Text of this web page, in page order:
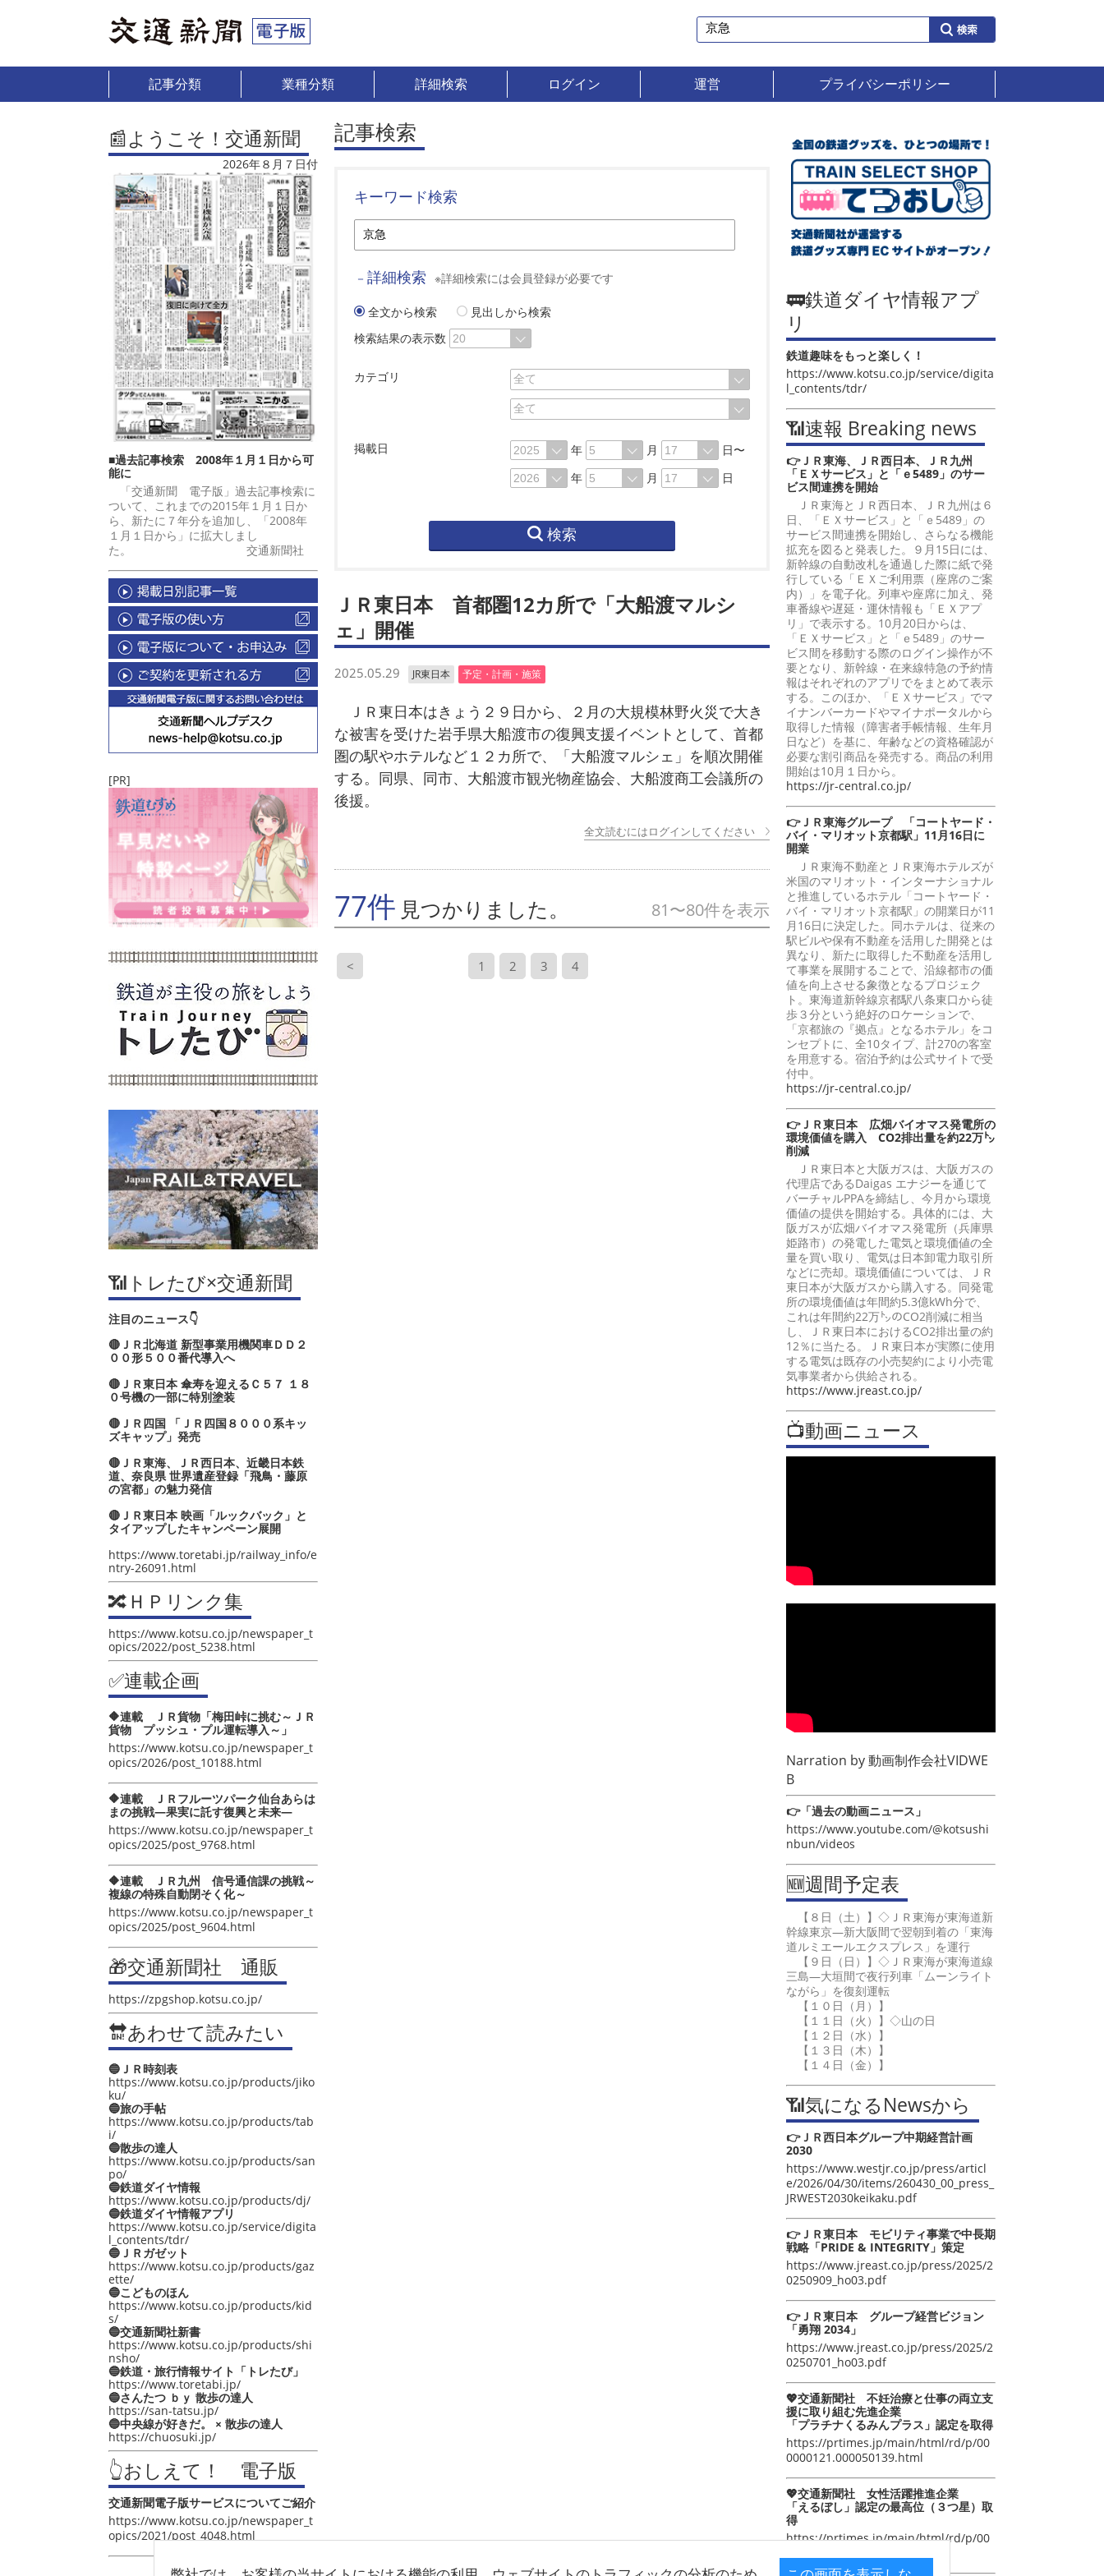
記事分類 業種分類 詳細検索 ログイン 運営 プライバシーポリシー
📰ようこそ！交通新聞
2026年８月７日付
■過去記事検索 2008年１月１日から可
能に
「交通新聞 電子版」過去記事検索に
ついて、これまでの2015年１月１日か
ら、新たに７年分を追加し、「2008年
１月１日から」に拡大しまし
た。 交通新聞社
[PR]
📶トレたび×交通新聞
注目のニュース👇
🔴ＪＲ北海道 新型事業用機関車ＤＤ２
００形５００番代導入へ
🔴ＪＲ東日本 傘寿を迎えるＣ５７ １８
０号機の一部に特別塗装
🔴ＪＲ四国 「ＪＲ四国８０００系キッ
ズキャップ」発売
🔴ＪＲ東海、ＪＲ西日本、近畿日本鉄
道、奈良県 世界遺産登録「飛鳥・藤原
の宮都」の魅力発信
🔴ＪＲ東日本 映画「ルックバック」と
タイアップしたキャンペーン展開
https://www.toretabi.jp/railway_info/e
ntry-26091.html
🔀ＨＰリンク集
https://www.kotsu.co.jp/newspaper_t
opics/2022/post_5238.html
✅連載企画
🔶連載 ＪＲ貨物「梅田峠に挑む～ＪＲ
貨物 プッシュ・プル運転導入～」
https://www.kotsu.co.jp/newspaper_t
opics/2026/post_10188.html
🔶連載 ＪＲフルーツパーク仙台あらは
まの挑戦―果実に託す復興と未来―
https://www.kotsu.co.jp/newspaper_t
opics/2025/post_9768.html
🔶連載 ＪＲ九州 信号通信課の挑戦～
複線の特殊自動閉そく化～
https://www.kotsu.co.jp/newspaper_t
opics/2025/post_9604.html
🎁交通新聞社 通販
https://zpgshop.kotsu.co.jp/
🔛あわせて読みたい
🔵ＪＲ時刻表
https://www.kotsu.co.jp/products/jiko
ku/
🔵旅の手帖
https://www.kotsu.co.jp/products/tab
i/
🔵散歩の達人
https://www.kotsu.co.jp/products/san
po/
🔵鉄道ダイヤ情報
https://www.kotsu.co.jp/products/dj/
🔵鉄道ダイヤ情報アプリ
https://www.kotsu.co.jp/service/digita
l_contents/tdr/
🔵ＪＲガゼット
https://www.kotsu.co.jp/products/gaz
ette/
🔵こどものほん
https://www.kotsu.co.jp/products/kid
s/
🔵交通新聞社新書
https://www.kotsu.co.jp/products/shi
nsho/
🔵鉄道・旅行情報サイト「トレたび」
https://www.toretabi.jp/
🔵さんたつ ｂｙ 散歩の達人
https://san-tatsu.jp/
🔵中央線が好きだ。 × 散歩の達人
https://chuosuki.jp/
👆おしえて！ 電子版
交通新聞電子版サービスについてご紹介
https://www.kotsu.co.jp/newspaper_t
opics/2021/post_4048.html
記事検索
キーワード検索
－ 詳細検索 ※詳細検索には会員登録が必要です
全文から検索
見出しから検索
検索結果の表示数
カテゴリ
掲載日 年 月
日〜
年
月 日
検索
ＪＲ東日本 首都圏12カ所で「大船渡マルシ
ェ」開催
2025.05.29 JR東日本 予定・計画・施策
ＪＲ東日本はきょう２９日から、２月の大規模林野火災で大き
な被害を受けた岩手県大船渡市の復興支援イベントとして、首都
圏の駅やホテルなど１２カ所で、「大船渡マルシェ」を順次開催
する。同県、同市、大船渡市観光物産協会、大船渡商工会議所の
後援。
全文読むにはログインしてください
77件 見つかりました。 81〜80件を表示
< 1 2 3 4
🚃鉄道ダイヤ情報アプ
リ
鉄道趣味をもっと楽しく！
https://www.kotsu.co.jp/service/digita
l_contents/tdr/
📶速報 Breaking news
👉ＪＲ東海、ＪＲ西日本、ＪＲ九州
「ＥＸサービス」と「ｅ5489」のサー
ビス間連携を開始
ＪＲ東海とＪＲ西日本、ＪＲ九州は６
日、「ＥＸサービス」と「ｅ5489」の
サービス間連携を開始し、さらなる機能
拡充を図ると発表した。９月15日には、
新幹線の自動改札を通過した際に紙で発
行している「ＥＸご利用票（座席のご案
内）」を電子化。列車や座席に加え、発
車番線や遅延・運休情報も「ＥＸアプ
リ」で表示する。10月20日からは、
「ＥＸサービス」と「ｅ5489」のサー
ビス間を移動する際のログイン操作が不
要となり、新幹線・在来線特急の予約情
報はそれぞれのアプリでをまとめて表示
する。このほか、「ＥＸサービス」でマ
イナンバーカードやマイナポータルから
取得した情報（障害者手帳情報、生年月
日など）を基に、年齢などの資格確認が
必要な割引商品を発売する。商品の利用
開始は10月１日から。
https://jr-central.co.jp/
👉ＪＲ東海グループ 「コートヤード・
バイ・マリオット京都駅」11月16日に
開業
ＪＲ東海不動産とＪＲ東海ホテルズが
米国のマリオット・インターナショナル
と推進しているホテル「コートヤード・
バイ・マリオット京都駅」の開業日が11
月16日に決定した。同ホテルは、従来の
駅ビルや保有不動産を活用した開発とは
異なり、新たに取得した不動産を活用し
て事業を展開することで、沿線都市の価
値を向上させる象徴となるプロジェク
ト。東海道新幹線京都駅八条東口から徒
歩３分という絶好のロケーションで、
「京都旅の『拠点』となるホテル」をコ
ンセプトに、全10タイプ、計270の客室
を用意する。宿泊予約は公式サイトで受
付中。
https://jr-central.co.jp/
👉ＪＲ東日本 広畑バイオマス発電所の
環境価値を購入 CO2排出量を約22万㌧
削減
ＪＲ東日本と大阪ガスは、大阪ガスの
代理店であるDaigas エナジーを通じて
バーチャルPPAを締結し、今月から環境
価値の提供を開始する。具体的には、大
阪ガスが広畑バイオマス発電所（兵庫県
姫路市）の発電した電気と環境価値の全
量を買い取り、電気は日本卸電力取引所
などに売却。環境価値については、ＪＲ
東日本が大阪ガスから購入する。同発電
所の環境価値は年間約5.3億kWh分で、
これは年間約22万㌧のCO2削減に相当
し、ＪＲ東日本におけるCO2排出量の約
12％に当たる。ＪＲ東日本が実際に使用
する電気は既存の小売契約により小売電
気事業者から供給される。
https://www.jreast.co.jp/
📺動画ニュース
Narration by動画制作会社VIDWE
B
👉「過去の動画ニュース」
https://www.youtube.com/@kotsushi
nbun/videos
🆕週間予定表
【８日（土）】◇ＪＲ東海が東海道新
幹線東京―新大阪間で翌朝到着の「東海
道ルミエールエクスプレス」を運行
【９日（日）】◇ＪＲ東海が東海道線
三島―大垣間で夜行列車「ムーンライト
ながら」を復刻運転
【１０日（月）】
【１１日（火）】◇山の日
【１２日（水）】
【１３日（木）】
【１４日（金）】
📶気になるNewsから
👉ＪＲ西日本グループ中期経営計画
2030
https://www.westjr.co.jp/press/articl
e/2026/04/30/items/260430_00_press_
JRWEST2030keikaku.pdf
👉ＪＲ東日本 モビリティ事業で中長期
戦略「PRIDE & INTEGRITY」策定
https://www.jreast.co.jp/press/2025/2
0250909_ho03.pdf
👉ＪＲ東日本 グループ経営ビジョン
「勇翔 2034」
https://www.jreast.co.jp/press/2025/2
0250701_ho03.pdf
💖交通新聞社 不妊治療と仕事の両立支
援に取り組む先進企業
「プラチナくるみんプラス」認定を取得
https://prtimes.jp/main/html/rd/p/00
0000121.000050139.html
💖交通新聞社 女性活躍推進企業
「えるぼし」認定の最高位（３つ星）取
得
https://prtimes.jp/main/html/rd/p/00